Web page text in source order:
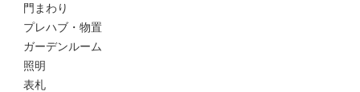
門まわり
プレハブ・物置
ガーデンルーム
照明
表札